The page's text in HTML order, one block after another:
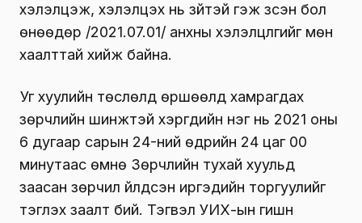
хэлэлцэж, хэлэлцэх нь зүйтэй гэж үзсэн бол
өнөөдөр /2021.07.01/ анхны хэлэлцүүлгийг мөн
хаалттай хийж байна.
Уг хуулийн төслөлд өршөөлд хамрагдах
зөрчлийн шинжтэй хэргүүдийн нэг нь 2021 оны
6 дугаар сарын 24-ний өдрийн 24 цаг 00
минутаас өмнө Зөрчлийн тухай хуульд
заасан зөрчил үйлдсэн иргэдийн торгуулийг
тэглэх заалт бий. Тэгвэл УИХ-ын гишүн